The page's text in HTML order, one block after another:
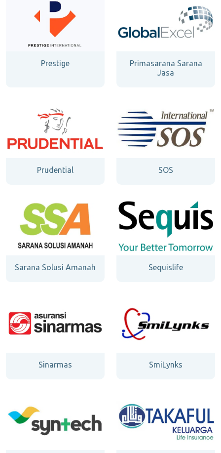
Prestige
Primasarana Sarana
Jasa
Prudential SOS
Sarana Solusi Amanah Sequislife
Sinarmas SmiLynks